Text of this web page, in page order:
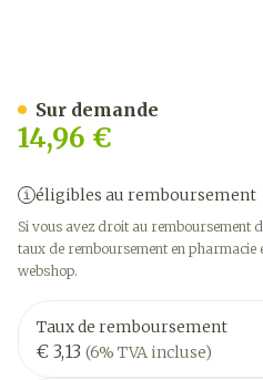
14,96 €
éligibles au remboursement
Si vous avez droit au remboursement
taux de remboursement en
webshop.
Taux de remboursement
€ 3,13 (6% TVA incluse)
Sur demande